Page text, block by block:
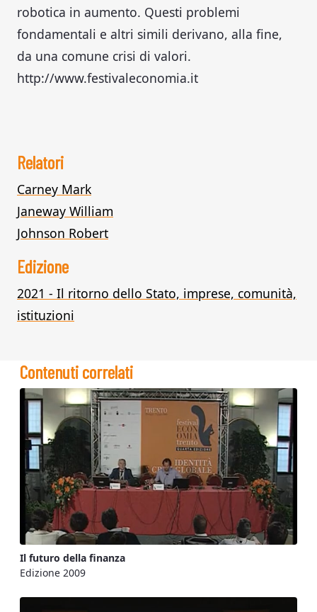
robotica in aumento. Questi problemi
fondamentali e altri simili derivano, alla fine,
da una comune crisi di valori.
http://www.festivaleconomia.it
Relatori
Carney Mark
Janeway William
Johnson Robert
Edizione
2021 - Il ritorno dello Stato, imprese, comunità,
istituzioni
Contenuti correlati
Il futuro della finanza
Edizione 2009